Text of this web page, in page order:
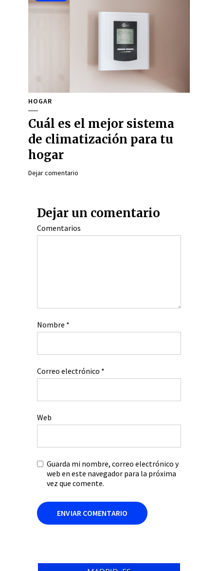
HOGAR
Cuál es el mejor sistema
de climatización para tu
hogar
Dejar comentario
Dejar un comentario
Comentarios
Nombre *
Correo electrónico *
Web
Guarda mi nombre, correo electrónico y
web en este navegador para la próxima
vez que comente.